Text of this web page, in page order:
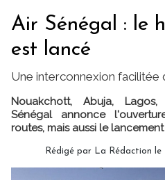
Air Sénégal : le
est lancé
Une interconnexion facilitée
Nouakchott, Abuja,
Sénégal annonce
routes, mais aussi le
Rédigé par La Rédaction le